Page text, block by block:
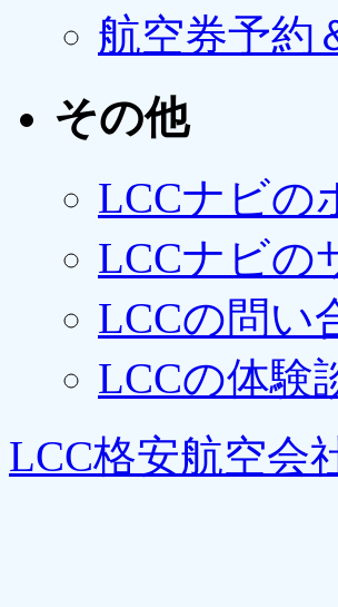
航空券予約
その他
LCCナビの
LCCナビの
LCCの問い
LCCの体験
LCC格安航空会